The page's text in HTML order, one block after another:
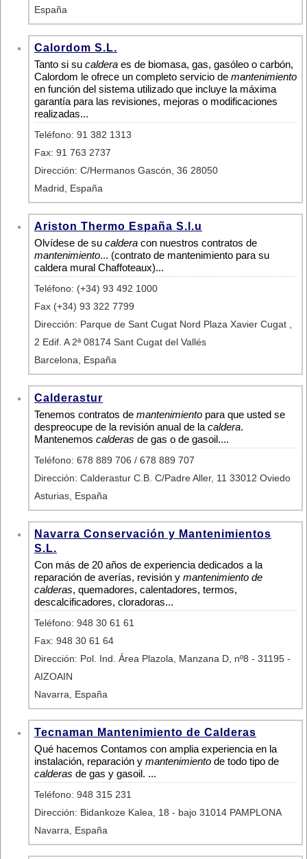
España
Calordom S.L.
Tanto si su caldera es de biomasa, gas, gasóleo o carbón,
Calordom le ofrece un completo servicio de mantenimiento
en función del sistema utilizado que incluye la máxima
garantía para las revisiones, mejoras o modificaciones
realizadas...
Teléfono: 91 382 1313
Fax: 91 763 2737
Dirección: C/Hermanos Gascón, 36 28050
Madrid, España
Ariston Thermo España S.l.u
Olvídese de su caldera con nuestros contratos de
mantenimiento... (contrato de mantenimiento para su
caldera mural Chaffoteaux)...
Teléfono: (+34) 93 492 1000
Fax (+34) 93 322 7799
Dirección: Parque de Sant Cugat Nord Plaza Xavier Cugat ,
2 Edif. A 2ª 08174 Sant Cugat del Vallés
Barcelona, España
Calderastur
Tenemos contratos de mantenimiento para que usted se
despreocupe de la revisión anual de la caldera.
Mantenemos calderas de gas o de gasoil....
Teléfono: 678 889 706 / 678 889 707
Dirección: Calderastur C.B. C/Padre Aller, 11 33012 Oviedo
Asturias, España
Navarra Conservación y Mantenimientos
S.L.
Con más de 20 años de experiencia dedicados a la
reparación de averías, revisión y mantenimiento de
calderas, quemadores, calentadores, termos,
descalcificadores, cloradoras...
Teléfono: 948 30 61 61
Fax: 948 30 61 64
Dirección: Pol. Ind. Área Plazola, Manzana D, nº8 - 31195 -
AIZOAIN
Navarra, España
Tecnaman Mantenimiento de Calderas
Qué hacemos Contamos con amplia experiencia en la
instalación, reparación y mantenimiento de todo tipo de
calderas de gas y gasoil. ...
Teléfono: 948 315 231
Dirección: Bidankoze Kalea, 18 - bajo 31014 PAMPLONA
Navarra, España